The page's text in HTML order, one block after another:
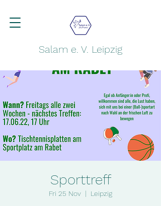
Salam e. V. Leipzig
Sporttreff
Fri 25 Nov
  |
Leipzig